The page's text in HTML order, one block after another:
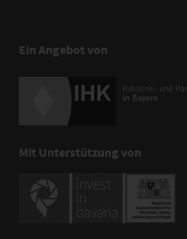
Ein Angebot von
Mit Unterstützung von